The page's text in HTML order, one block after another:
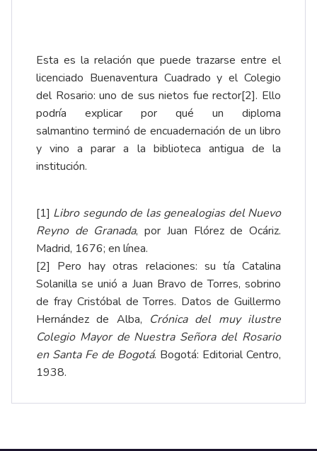
Esta es la relación que puede trazarse entre el
licenciado Buenaventura Cuadrado y el Colegio
del Rosario: uno de sus nietos fue rector[2]. Ello
podría explicar por qué un diploma
salmantino terminó de encuadernación de un libro
y vino a parar a la biblioteca antigua de la
institución.
[1] Libro segundo de las genealogias del Nuevo
Reyno de Granada, por Juan Flórez de Ocáriz.
Madrid, 1676; en línea.
[2] Pero hay otras relaciones: su tía Catalina
Solanilla se unió a Juan Bravo de Torres, sobrino
de fray Cristóbal de Torres. Datos de Guillermo
Hernández de Alba, Crónica del muy ilustre
Colegio Mayor de Nuestra Señora del Rosario
en Santa Fe de Bogotá. Bogotá: Editorial Centro,
1938.